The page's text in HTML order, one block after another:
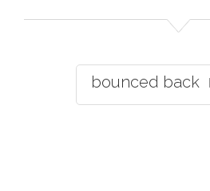
bounced back